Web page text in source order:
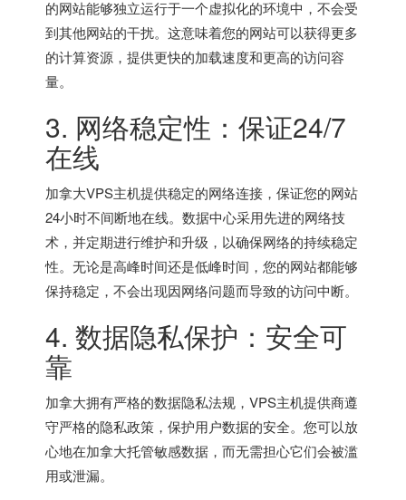
的网站能够独立运行于一个虚拟化的环境中，不会受
到其他网站的干扰。这意味着您的网站可以获得更多
的计算资源，提供更快的加载速度和更高的访问容
量。
3. 网络稳定性：保证24/7
在线
加拿大VPS主机提供稳定的网络连接，保证您的网站
24小时不间断地在线。数据中心采用先进的网络技
术，并定期进行维护和升级，以确保网络的持续稳定
性。无论是高峰时间还是低峰时间，您的网站都能够
保持稳定，不会出现因网络问题而导致的访问中断。
4. 数据隐私保护：安全可
靠
加拿大拥有严格的数据隐私法规，VPS主机提供商遵
守严格的隐私政策，保护用户数据的安全。您可以放
心地在加拿大托管敏感数据，而无需担心它们会被滥
用或泄漏。